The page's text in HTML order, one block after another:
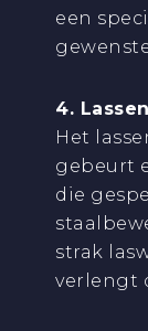
een
4. Lassen
Het
gebeurt
die
strak
verlengt